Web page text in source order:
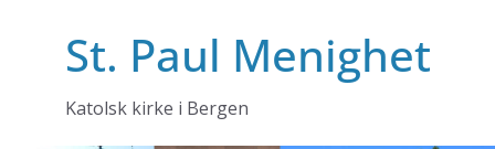
St. Paul Menighet
Katolsk kirke i Bergen